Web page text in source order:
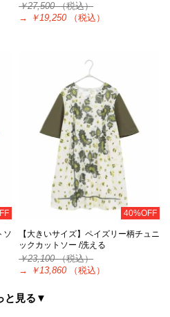
￥27,500（税込）
→
￥19,250 （税込）
ソ
40%OFF
【大きいサイズ】ペイズリー柄チュニ
ックカットソー /洗える
￥23,100（税込）
→
￥13,860 （税込）
と見る▼